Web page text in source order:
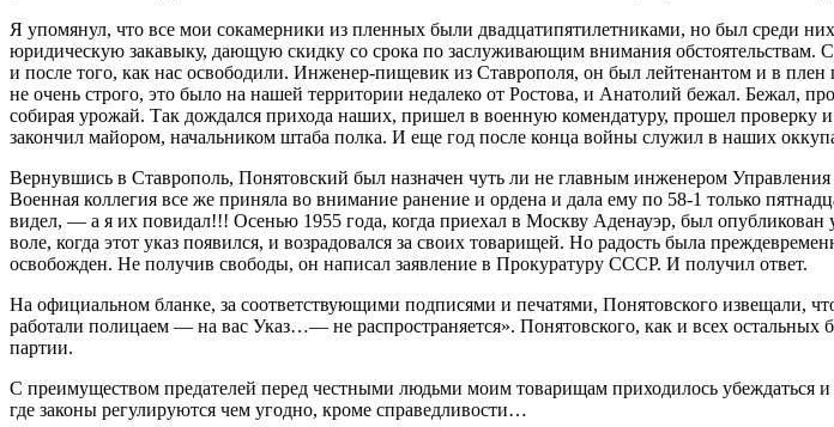
Я упомянул, что все мои сокамерники из пленных были двадцатипятилетниками, но был среди
юридическую закавыку, дающую скидку со срока по заслуживающим внимания обстоятельствам.
и после того, как нас освободили. Инженер-пищевик из Ставрополя, он был лейтенантом и в
не очень строго, это было на нашей территории недалеко от Ростова, и Анатолий бежал. Бежал,
собирая урожай. Так дождался прихода наших, пришел в военную комендатуру, прошел проверку
закончил майором, начальником штаба полка. И еще год после конца войны служил в наших
Вернувшись в Ставрополь, Понятовский был назначен чуть ли не главным инженером
Военная коллегия все же приняла во внимание ранение и ордена и дала ему по 58-1 только
видел, — а я их повидал!!! Осенью 1955 года, когда приехал в Москву Аденауэр, был
воле, когда этот указ появился, и возрадовался за своих товарищей. Но радость была
освобожден. Не получив свободы, он написал заявление в Прокуратуру СССР. И получил ответ.
На официальном бланке, за соответствующими подписями и печатями, Понятовского извещали,
работали полицаем — на вас Указ…— не распространяется». Понятовского, как и всех остальных
партии.
С преимуществом предателей перед честными людьми моим товарищам приходилось убеждаться
где законы регулируются чем угодно, кроме справедливости…